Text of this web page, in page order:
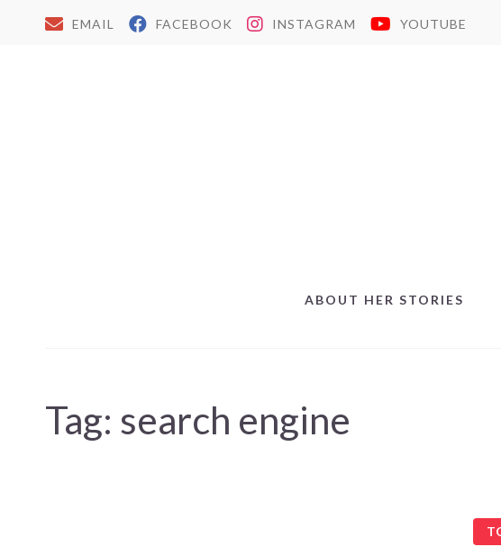
EMAIL FACEBOOK INSTAGRAM YOUTUBE
ABOUT HER STORIES
Tag: search engine